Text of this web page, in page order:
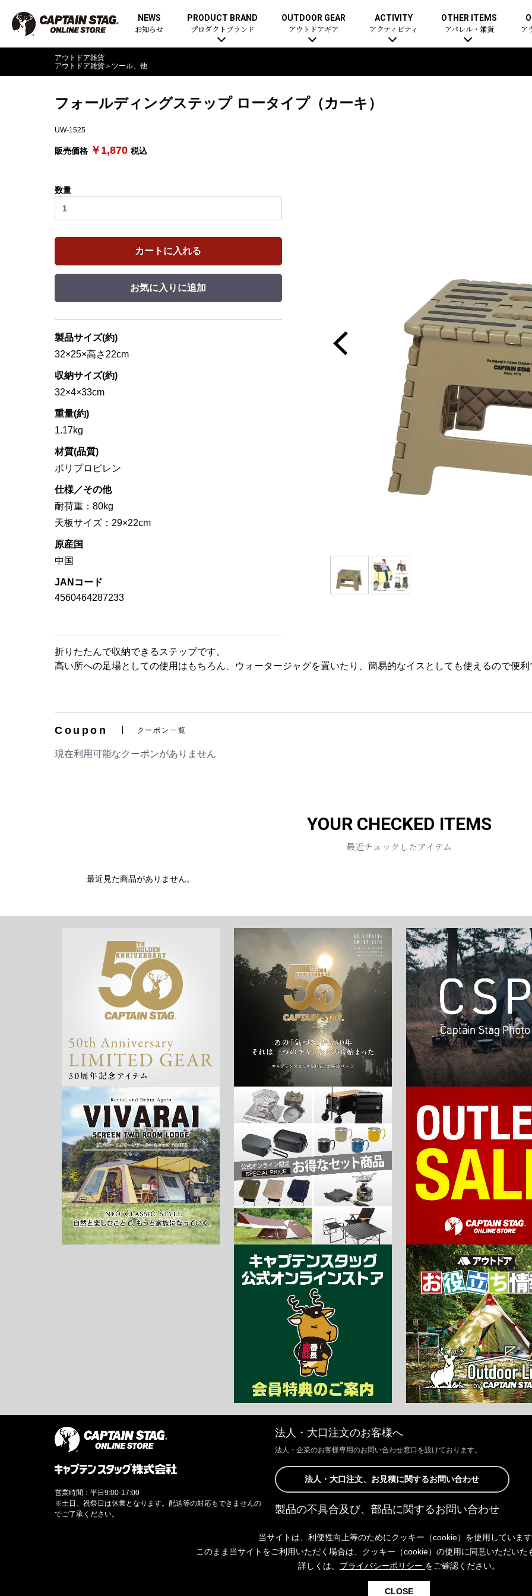
NEWS
お知らせ
PRODUCT BRAND
プロダクトブランド
OUTDOOR GEAR
アウトドアギア
ACTIVITY
アクティビティ
OTHER ITEMS
アパレル・雑貨 ア
アウトドア雑貨
アウトドア雑貨 ＞ ツール、他
フォールディングステップ ロータイプ（カーキ）
UW-1525
販売価格 ￥1,870 税込
数量
カートに入れる
お買い物を続ける カートへ進む
お気に入りに追加
製品サイズ(約)
32×25×高さ22cm
収納サイズ(約)
32×4×33cm
重量(約)
1.17kg
材質(品質)
ポリプロピレン
仕様／その他
耐荷重：80kg
天板サイズ：29×22cm
原産国
中国
JANコード
4560464287233
折りたたんで収納できるステップです。
高い所への足場としての使用はもちろん、ウォータージャグを置いたり、簡易的なイスとしても使えるので便利
Coupon クーポン一覧
現在利用可能なクーポンがありません
YOUR CHECKED ITEMS
最近チェックしたアイテム
最近見た商品がありません。
法人・大口注文のお客様へ
法人・企業のお客様専用のお問い合わせ窓口を設けております。
法人・大口注文、お見積に関するお問い合わせ
製品の不具合及び、部品に関するお問い合わせ
きましては、Webサイトにて承っております。
以下よりご連絡ください。
営業時間：平日9:00-17:00
※土日、祝祭日は休業となります。配送等の対応もできませんの
でご了承ください。
当サイトは、利便性向上等のためにクッキー（cookie）を使用していま
このまま当サイトをご利用いただく場合は、クッキー（cookie）の使用に同意いただいた
詳しくは、 プライバシーポリシー をご確認ください。
CLOSE